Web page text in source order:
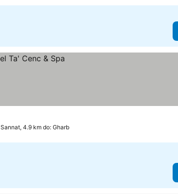
Sannat, 4.9 km do: Gharb